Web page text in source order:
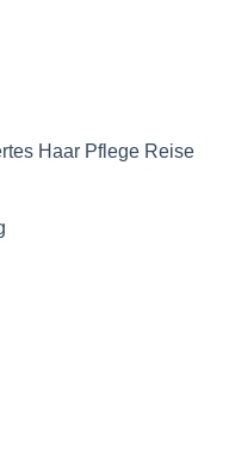
Haar Pflege Reise